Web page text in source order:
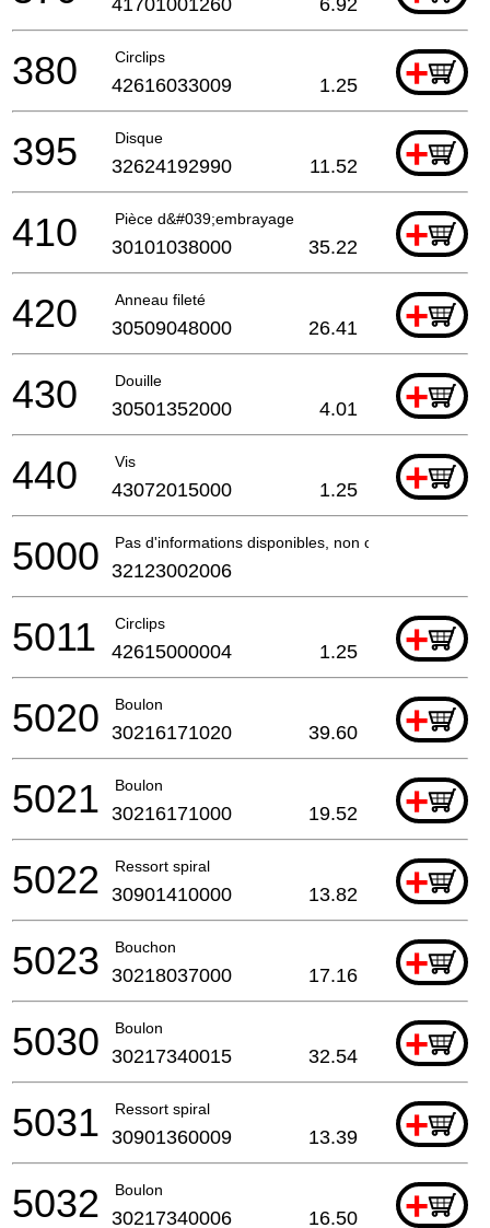
41701001260 6.92
Circlips +
380 42616033009 1.25
Disque +
395 32624192990 11.52
Pièce d&#039;embrayage +
410 30101038000 35.22
Anneau fileté +
420 30509048000 26.41
Douille +
430 30501352000 4.01
Vis +
440 43072015000 1.25
Pas d'informations disponibles, non commandable
5000 32123002006
Circlips +
5011 42615000004 1.25
Boulon +
5020 30216171020 39.60
Boulon +
5021 30216171000 19.52
Ressort spiral +
5022 30901410000 13.82
Bouchon +
5023 30218037000 17.16
Boulon +
5030 30217340015 32.54
Ressort spiral +
5031 30901360009 13.39
Boulon +
5032 30217340006 16.50